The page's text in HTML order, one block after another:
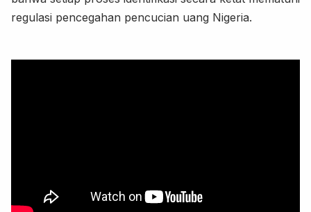
regulasi pencegahan pencucian uang Nigeria.